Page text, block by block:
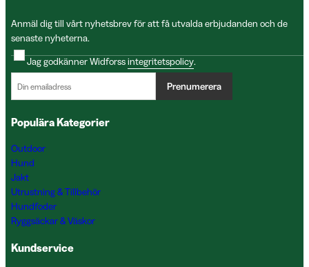
Anmäl dig till vårt nyhetsbrev för att få utvalda erbjudanden och de
senaste nyheterna.
Jag godkänner Widforssintegritetspolicy.
Prenumerera
Populära Kategorier
Outdoor
Hund
Jakt
Utrustning & Tillbehör
Hundfoder
Ryggsäckar & Väskor
Kundservice